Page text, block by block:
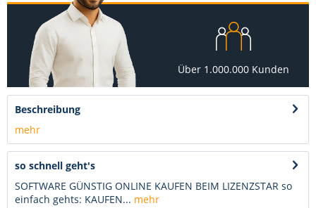
Über 1.000.000 Kunden
Beschreibung
mehr
so schnell geht's
SOFTWARE GÜNSTIG ONLINE KAUFEN BEIM LIZENZSTAR so
einfach gehts: KAUFEN... mehr